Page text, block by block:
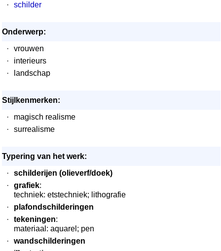
·
schilder
Onderwerp:
·
vrouwen
·
interieurs
·
landschap
Stijlkenmerken:
·
magisch realisme
·
surrealisme
Typering van het werk:
·
schilderijen (olieverf/doek)
·
grafiek:
techniek: etstechniek; lithografie
·
plafondschilderingen
·
tekeningen:
materiaal: aquarel; pen
·
wandschilderingen